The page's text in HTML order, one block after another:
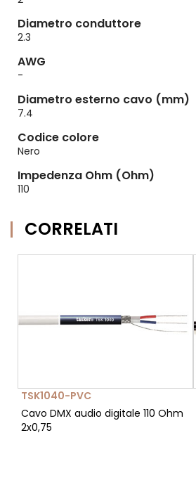
Diametro conduttore
2.3
AWG
-
Diametro esterno cavo (mm)
7.4
Codice colore
Nero
Impedenza Ohm (Ohm)
110
CORRELATI
TSK1040-PVC
Cavo DMX audio digitale 110 Ohm
2x0,75